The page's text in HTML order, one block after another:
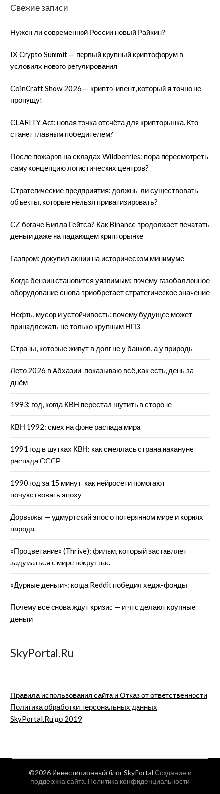
Свежие записи
Нужен ли современной России новый Райкин?
IX Crypto Summit — первый крупный криптофорум в
условиях нового регулирования
CoinCraft Show 2026 — крипто-ивент, который я точно не
пропущу!
CLARITY Act: новая точка отсчёта для крипторынка. Кто
станет главным победителем?
После пожаров на складах Wildberries: пора пересмотреть
саму концепцию логистических центров?
Стратегические предприятия: должны ли существовать
объекты, которые нельзя приватизировать?
CZ богаче Билла Гейтса? Как Binance продолжает печатать
деньги даже на падающем крипторынке
Газпром: докупил акции на историческом минимуме
Когда бензин становится уязвимым: почему газобаллонное
оборудование снова приобретает стратегическое значение
Нефть, мусор и устойчивость: почему будущее может
принадлежать не только крупным НПЗ
Страны, которые живут в долг не у банков, а у природы
Лето 2026 в Абхазии: показываю всё, как есть, день за
днём
1993: год, когда КВН перестал шутить в стороне
КВН 1992: смех на фоне распада мира
1991 год в шутках КВН: как смеялась страна накануне
распада СССР
1990 год за 15 минут: как нейросети помогают
почувствовать эпоху
Дорвыжы — удмуртский эпос о потерянном мире и корнях
народа
«Процветание» (Thrive): фильм, который заставляет
задуматься о мире вокруг нас
«Дурные деньги»: когда Reddit победил хедж-фонды
Почему все снова ждут кризис — и что делают крупные
деньги
SkyPortal.Ru
Правила использования сайта и Отказ от ответственности
Политика обработки персональных данных
SkyPortal.Ru до 2019
©2026 Инвестиционный блог SkyPortal Создание и
поддержка сайта. Политика конфиденциальности